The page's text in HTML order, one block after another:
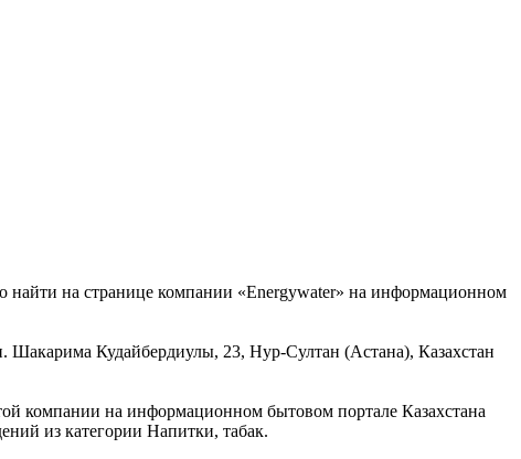
найти на странице компании «Energywater» на информационном
Шакарима Кудайбердиулы, 23, Нур-Султан (Астана), Казахстан
компании на информационном бытовом портале Казахстана
из категории Напитки, табак.